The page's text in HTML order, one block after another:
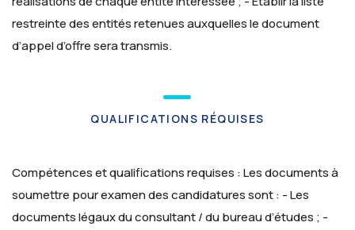
restreinte des entités retenues auxquelles le document
d’appel d’offre sera transmis.
QUALIFICATIONS RÉQUISES
Compétences et qualifications requises :Les documents à
soumettre pour examen des candidatures sont : - Les
documents légaux du consultant / du bureau d’études ; -